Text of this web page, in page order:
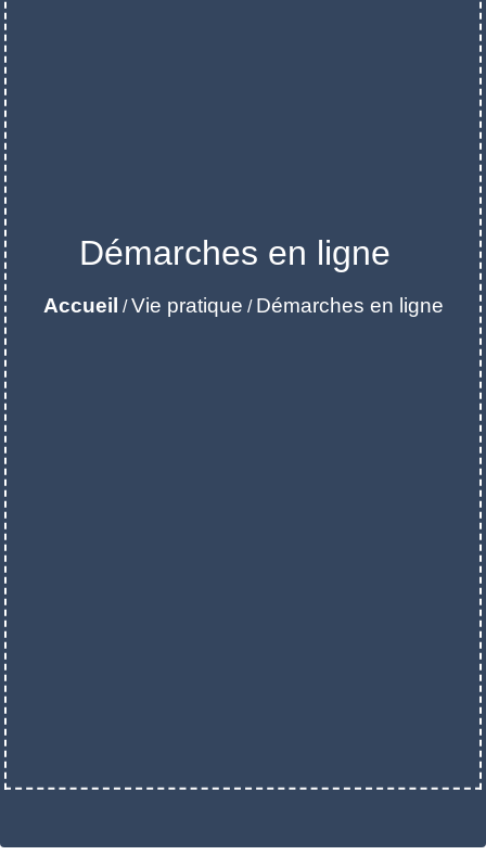
Démarches en ligne
Accueil /Vie pratique / Démarches en ligne